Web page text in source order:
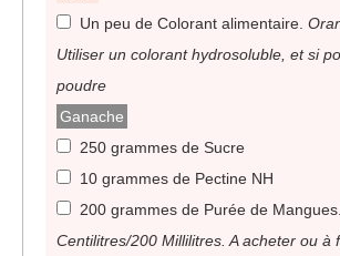
Un peu de Colorant alimentaire
Utiliser un colorant hydrosoluble, et si
poudre
Ganache
250 grammes de Sucre
10 grammes de Pectine NH
200 grammes de Purée de Mangues
Centilitres/200 Millilitres. A acheter ou à